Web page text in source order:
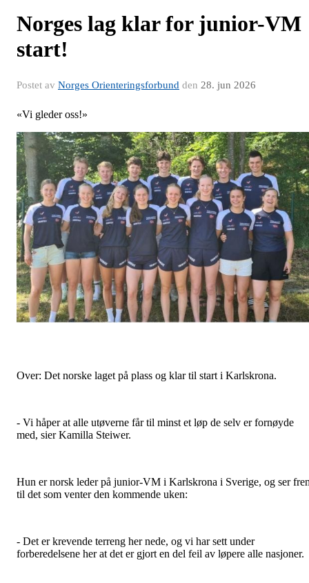
Norges lag klar for junior-VM
start!
Postet av Norges Orienteringsforbund den 28. jun 2026
«Vi gleder oss!»
Over: Det norske laget på plass og klar til start i Karlskrona.
- Vi håper at alle utøverne får til minst et løp de selv er fornøyde
med, sier Kamilla Steiwer.
Hun er norsk leder på junior-VM i Karlskrona i Sverige, og ser
til det som venter den kommende uken:
- Det er krevende terreng her nede, og vi har sett under
forberedelsene her at det er gjort en del feil av løpere alle nasjoner.